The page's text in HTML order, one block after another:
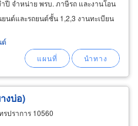
ปี จำหน่าย พรบ. ภาษีรถ และงานโอน
นต์และรถยนต์ชั้น 1,2,3 งานทะเบียน
ต์
งบ่อ)
ปราการ 10560